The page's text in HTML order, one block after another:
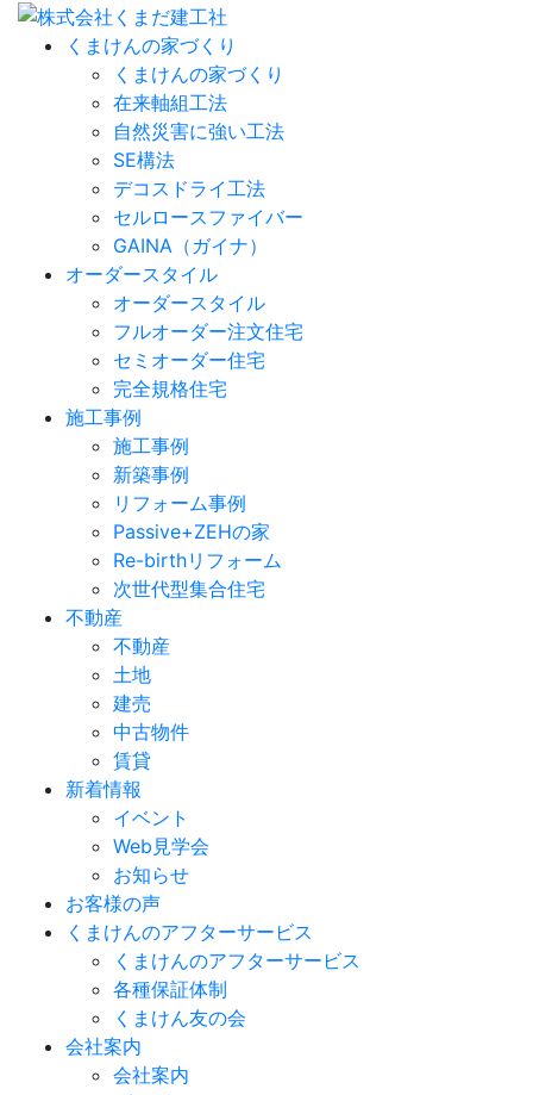
くまけんの家づくり
くまけんの家づくり
在来軸組工法
自然災害に強い工法
SE構法
デコスドライ工法
セルロースファイバー
GAINA（ガイナ）
オーダースタイル
オーダースタイル
フルオーダー注文住宅
セミオーダー住宅
完全規格住宅
施工事例
施工事例
新築事例
リフォーム事例
Passive+ZEHの家
Re-birthリフォーム
次世代型集合住宅
不動産
不動産
土地
建売
中古物件
賃貸
新着情報
イベント
Web見学会
お知らせ
お客様の声
くまけんのアフターサービス
くまけんのアフターサービス
各種保証体制
くまけん友の会
会社案内
会社案内